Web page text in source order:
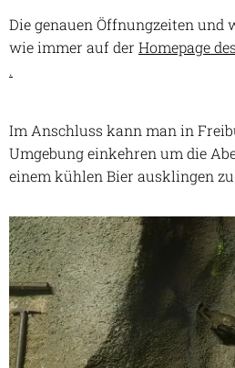
Die genauen Öffnungzeiten und
wie immer auf der Homepage
.
Im Anschluss kann man in
Umgebung einkehren um die
einem kühlen Bier ausklingen zu